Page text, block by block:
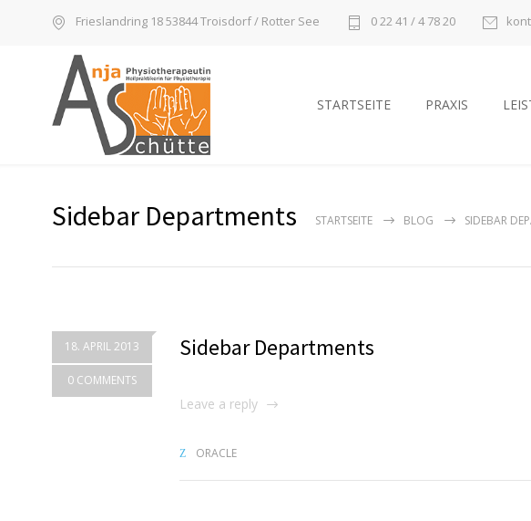
Frieslandring 18 53844 Troisdorf / Rotter See 0 22 41 / 4 78 20
STARTSEITE PRAXIS
Sidebar Departments STARTSEITE BLOG SIDEBAR
18. APRIL 2013
0 COMMENTS
Sidebar Departments
Leave a reply
ORACLE